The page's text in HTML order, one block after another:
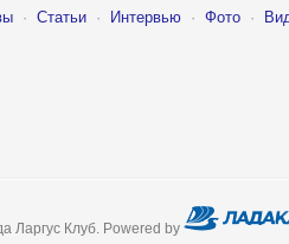
· Статьи · Интервью · Фото ·
Ларгус Клуб. Powered by